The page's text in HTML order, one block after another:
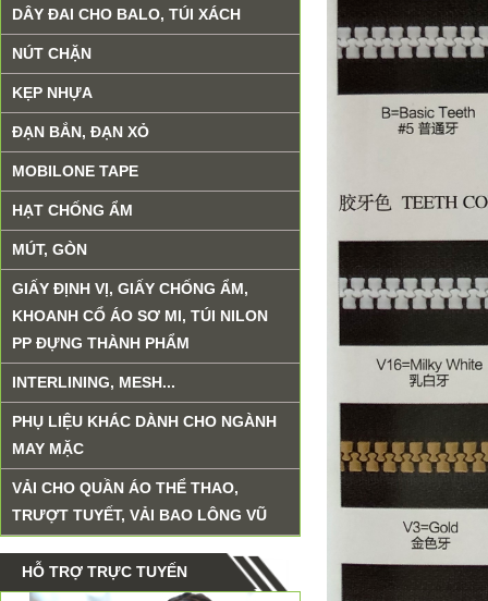
DÂY ĐAI CHO BALO, TÚI XÁCH
NÚT CHẶN
KẸP NHỰA
ĐẠN BẮN, ĐẠN XỎ
MOBILONE TAPE
HẠT CHỐNG ẨM
MÚT, GÒN
GIẤY ĐỊNH VỊ, GIẤY CHỐNG ẨM,
KHOANH CỔ ÁO SƠ MI, TÚI NILON
PP ĐỰNG THÀNH PHẨM
INTERLINING, MESH...
PHỤ LIỆU KHÁC DÀNH CHO NGÀNH
MAY MẶC
VẢI CHO QUẦN ÁO THỂ THAO,
TRƯỢT TUYẾT, VẢI BAO LÔNG VŨ
HỖ TRỢ TRỰC TUYẾN